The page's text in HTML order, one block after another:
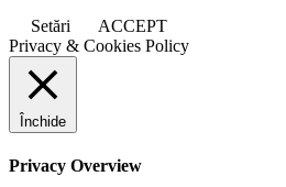
Setări
ACCEPT
Privacy & Cookies Policy
Închide
Privacy Overview